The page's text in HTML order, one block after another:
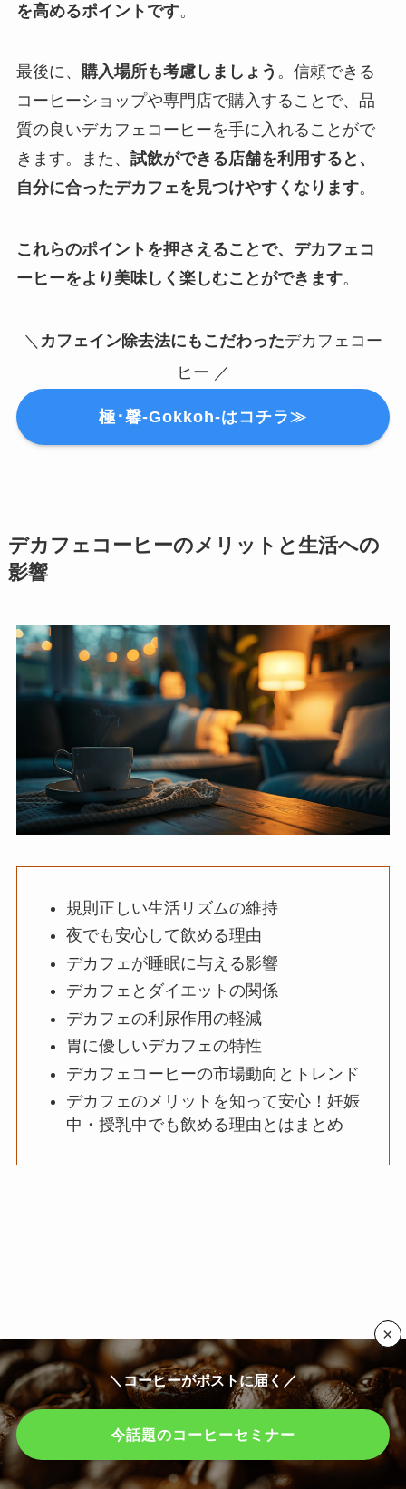
を高めるポイントです。
最後に、 購入場所も考慮しましょう 。信頼できる
コーヒーショップや専門店で購入することで、品
質の良いデカフェコーヒーを手に入れることがで
きます。また、 試飲ができる店舗を利用すると、
自分に合ったデカフェを見つけやすくなります。
これらのポイントを押さえることで、デカフェコ
ーヒーをより美味しく楽しむことができます。
＼ カフェイン除去法にもこだわったデカフェコー
ヒー ／
極･馨-Gokkoh-はコチラ≫
デカフェコーヒーのメリットと生活への
影響
規則正しい生活リズムの維持
夜でも安心して飲める理由
デカフェが睡眠に与える影響
デカフェとダイエットの関係
デカフェの利尿作用の軽減
胃に優しいデカフェの特性
デカフェコーヒーの市場動向とトレンド
デカフェのメリットを知って安心！妊娠
中・授乳中でも飲める理由とはまとめ
＼コーヒーがポストに届く／
今話題のコーヒーセミナー
×